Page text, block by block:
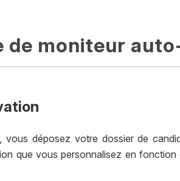
de moniteur
déposez votre dossier de
que vous personnalisez en